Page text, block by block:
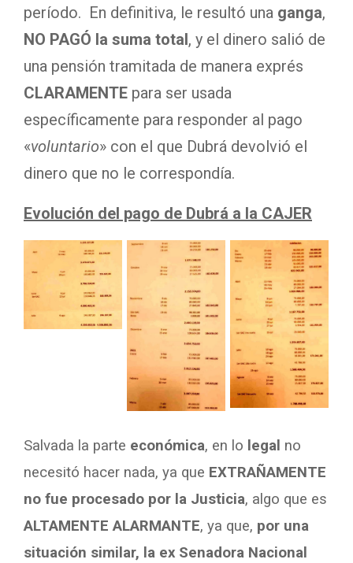
período. En definitiva, le resultó una ganga,
NO PAGÓ la suma total, y el dinero salió de
una pensión tramitada de manera exprés
CLARAMENTE para ser usada
específicamente para responder al pago
«voluntario» con el que Dubrá devolvió el
dinero que no le correspondía.
Evolución del pago de Dubrá a la CAJER
Salvada la parte económica, en lo legal no
necesitó hacer nada, ya que EXTRAÑAMENTE
no fue procesado por la Justicia, algo que es
ALTAMENTE ALARMANTE, ya que, por una
situación similar, la ex Senadora Nacional